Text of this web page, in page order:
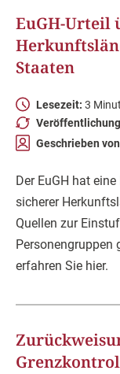
EuGH-Urteil
Staaten
Lesezeit: 3
Geschrieben
Der EuGH hat
sicherer
Quellen zur
Personengruppen
erfahren Sie hier.